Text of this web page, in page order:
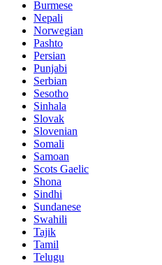
Burmese
Nepali
Norwegian
Pashto
Persian
Punjabi
Serbian
Sesotho
Sinhala
Slovak
Slovenian
Somali
Samoan
Scots Gaelic
Shona
Sindhi
Sundanese
Swahili
Tajik
Tamil
Telugu